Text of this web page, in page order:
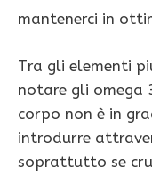
mantenerci in
Tra gli elementi
notare gli omega
corpo non è in
introdurre
soprattutto se